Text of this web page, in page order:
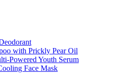
with Prickly Pear Oil
Powered Youth Serum
Face Mask